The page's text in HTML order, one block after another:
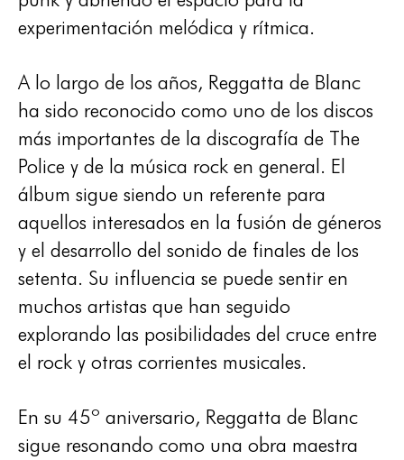
experimentación melódica y rítmica.
A lo largo de los años, Reggatta de Blanc
ha sido reconocido como uno de los discos
más importantes de la discografía de The
Police y de la música rock en general. El
álbum sigue siendo un referente para
aquellos interesados en la fusión de géneros
y el desarrollo del sonido de finales de los
setenta. Su influencia se puede sentir en
muchos artistas que han seguido
explorando las posibilidades del cruce entre
el rock y otras corrientes musicales.
En su 45º aniversario, Reggatta de Blanc
sigue resonando como una obra maestra